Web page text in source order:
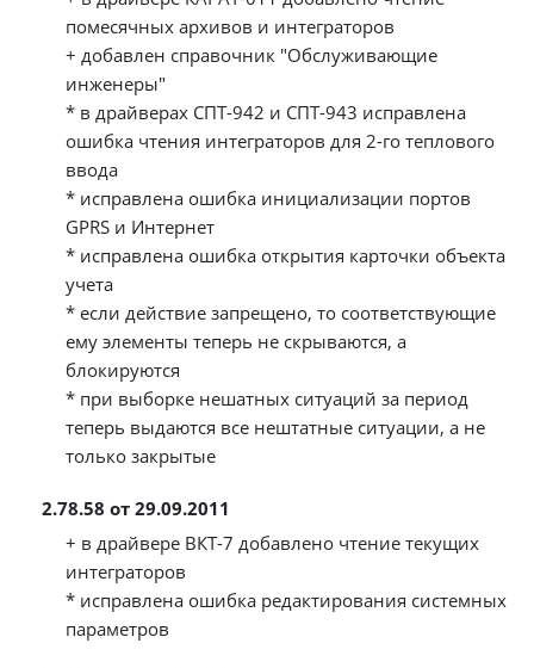
помесячных архивов и интеграторов
+ добавлен справочник "Обслуживающие
инженеры"
* в драйверах СПТ-942 и СПТ-943 исправлена
ошибка чтения интеграторов для 2-го теплового
ввода
* исправлена ошибка инициализации портов
GPRS и Интернет
* исправлена ошибка открытия карточки объекта
учета
* если действие запрещено, то соответствующие
ему элементы теперь не скрываются, а
блокируются
* при выборке нешатных ситуаций за период
теперь выдаются все нештатные ситуации, а не
только закрытые
2.78.58 от 29.09.2011
+ в драйвере ВКТ-7 добавлено чтение текущих
интеграторов
* исправлена ошибка редактирования системных
параметров